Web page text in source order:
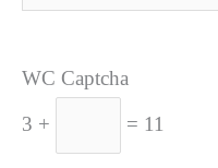
WC Captcha
3 +
= 11